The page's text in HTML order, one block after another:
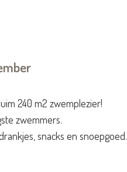
240 m2 zwemplezier!
zwemmers.
snacks en snoepgoed.